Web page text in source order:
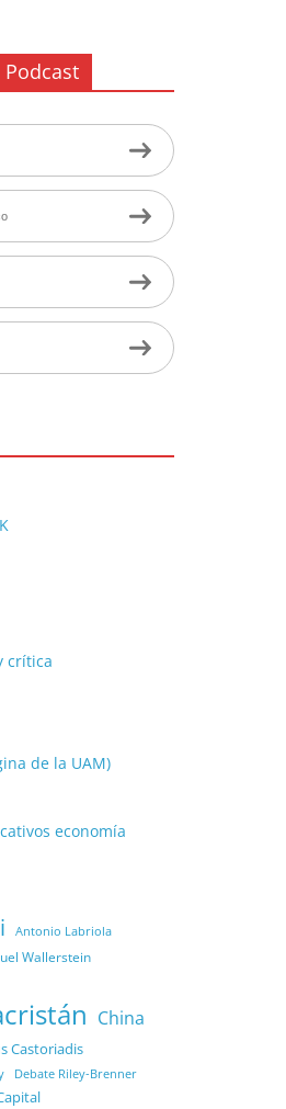
crítica
de la UAM)
economía
Antonio Labriola
Wallerstein
China
Castoriadis
Debate Riley-Brenner